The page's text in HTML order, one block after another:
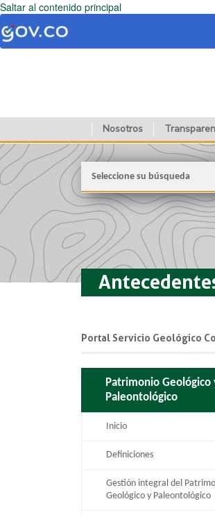
Saltar al contenido principal
Nosotros
Seleccione su búsqueda
Portal Servicio Geológico
Patrimonio Geológico
Paleontológico
Inicio
Definiciones
Gestión integral del
Geológico y Paleontológico